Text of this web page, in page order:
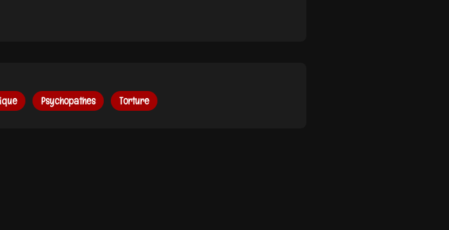
Psychopathes Torture